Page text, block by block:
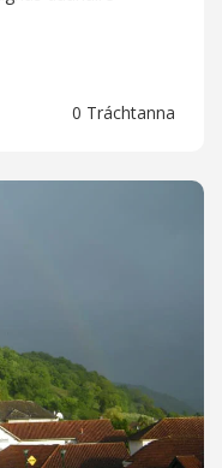
0 Tráchtanna